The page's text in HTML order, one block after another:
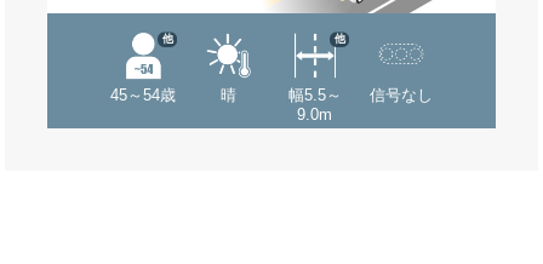
45～54歳
他
晴
幅5.5～
9.0m
他
信号なし